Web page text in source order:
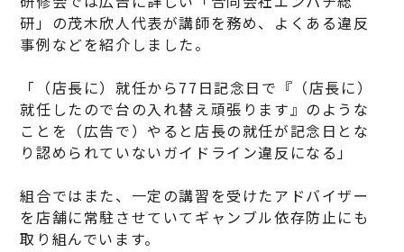
研」の茂木欣人代表が講師を務め、よくある違反
事例などを紹介しました。
「（店長に）就任から77日記念日で『（店長に）
就任したので台の入れ替え頑張ります』のような
ことを（広告で）やると店長の就任が記念日とな
り認められていないガイドライン違反になる」
組合ではまた、一定の講習を受けたアドバイザー
を店舗に常駐させていてギャンブル依存防止にも
取り組んでいます。